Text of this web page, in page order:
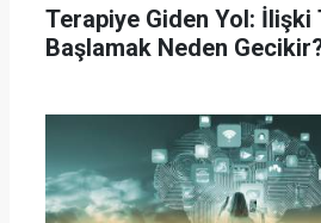
Terapiye Giden Yol: İlişki
Başlamak Neden